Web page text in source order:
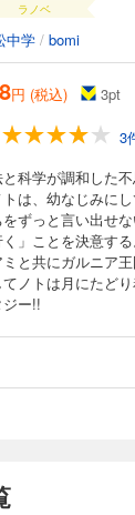
ラノベ
中学 / bomi
円 (税込) 3pt
3
と科学が調和した
は、幼なじみに
ずっと言い出せ
く」ことを決意す
ミと共にガルニア
てノトは月にたど
ジー!!